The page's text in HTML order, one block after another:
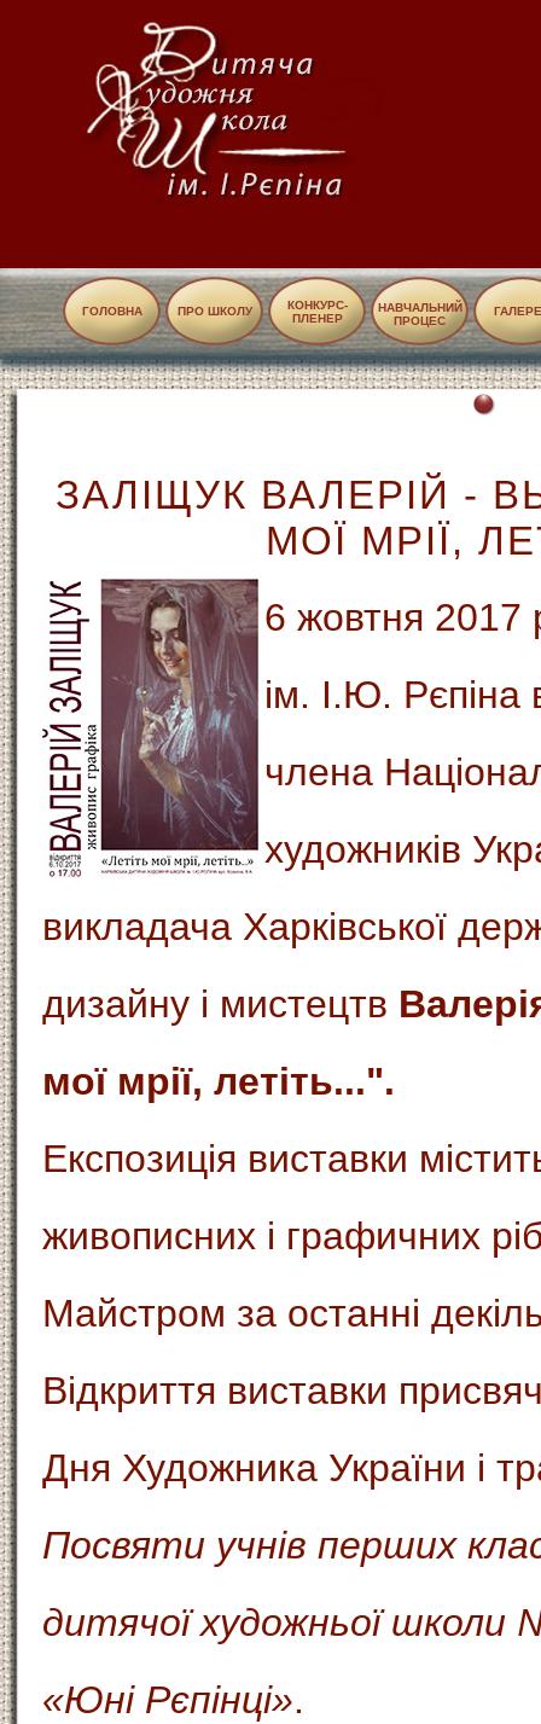
ГОЛОВНА ПРО ШКОЛУ
КОНКУРС-
ПЛЕНЕР
НАВЧАЛЬНИЙ
ПРОЦЕС
ЗАЛIЩУК ВАЛЕРIЙ -
МОЇ МРІЇ,
6 жовтня 2017
ім. І.Ю. Рєпіна
члена
художників
викладача Харківської
дизайну і мистецтв
мої мрії, летіть...".
Експозиція виставки
живописних і графичних
Майстром за останні
Відкриття виставки
Дня Художника України і
Посвяти учнів перших
дитячої художньої школи
«Юні Рєпінці».